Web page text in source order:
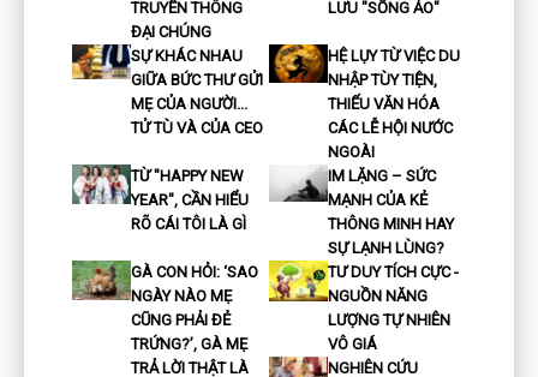
TRUYỀN THÔNG
ĐẠI CHÚNG
LƯU "SỐNG ẢO"
SỰ KHÁC NHAU
GIỮA BỨC THƯ GỬI
MẸ CỦA NGƯỜI...
TỬ TÙ VÀ CỦA CEO
HỆ LỤY TỪ VIỆC DU
NHẬP TÙY TIỆN,
THIẾU VĂN HÓA
CÁC LỄ HỘI NƯỚC
NGOÀI
TỪ "HAPPY NEW
YEAR", CẦN HIỂU
RÕ CÁI TÔI LÀ GÌ
IM LẶNG – SỨC
MẠNH CỦA KẺ
THÔNG MINH HAY
SỰ LẠNH LÙNG?
GÀ CON HỎI: ‘SAO
NGÀY NÀO MẸ
CŨNG PHẢI ĐẺ
TRỨNG?’, GÀ MẸ
TRẢ LỜI THẬT LÀ
TƯ DUY TÍCH CỰC -
NGUỒN NĂNG
LƯỢNG TỰ NHIÊN
VÔ GIÁ
NGHIÊN CỨU